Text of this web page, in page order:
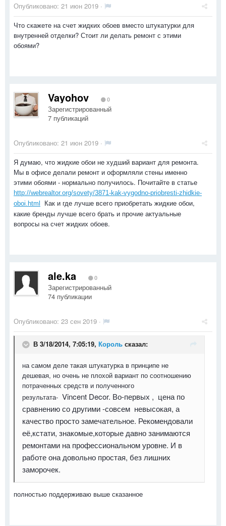
Опубликовано: 21 июн 2019 ·
Что скажете на счет жидких обоев вместо штукатурки для
внутренней отделки? Стоит ли делать ремонт с этими
обоями?
Vayohov 0
Зарегистрированный
7 публикаций
Опубликовано: 21 июн 2019 ·
Я думаю, что жидкие обои не худший вариант для ремонта.
Мы в офисе делали ремонт и оформляли стены именно
этими обоями - нормально получилось. Почитайте в статье
http://webrealtor.org/sovety/3871-kak-vygodno-priobresti-zhidkie-
oboi.html
Как и где лучше всего приобретать жидкие обои,
какие бренды лучше всего брать и прочие актуальные
вопросы на счет жидких обоев.
ale.ka 0
Зарегистрированный
74 публикации
Опубликовано: 23 сен 2019 ·
В 3/18/2014, 7:05:19, Король сказал:
на самом деле такая штукатурка в принципе не
дешевая, но очень не плохой вариант по соотношению
потраченных средств и полученного
результата- Vincent Decor. Во-первых , цена по
сравнению со другими -совсем невысокая, а
качество просто замечательное. Рекомендовали
её,кстати, знакомые,которые давно занимаются
ремонтами на профессиональном уровне. И в
работе она довольно простая, без лишних
заморочек.
полностью поддерживаю выше сказанное